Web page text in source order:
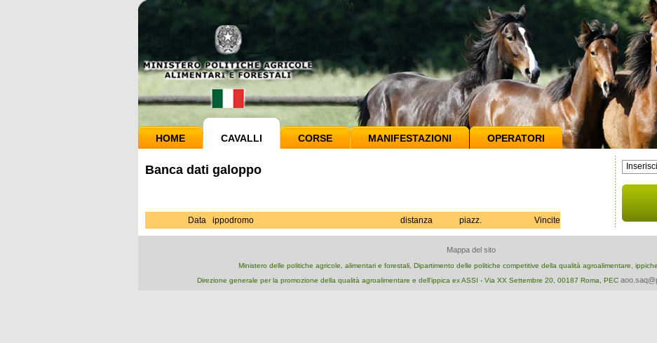
HOME CAVALLI CORSE MANIFESTAZIONI OPERATORI
Banca dati galoppo
Data ippodromo distanza piazz. Vincite
Mappa del sito
Ministero delle politiche agricole, alimentari e forestali, Dipartimento delle politiche competitive della qualità agroalimentare,
Direzione generale per la promozione della qualità agroalimentare e dell'ippica ex ASSI - Via XX Settembre 20, 00187 Roma, PEC